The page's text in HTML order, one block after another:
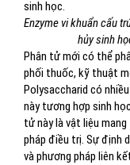
sinh học.
Enzyme vi khuẩn cấu
hủy sinh
Phân tử mới có thể
phối thuốc, kỹ thuật
Polysaccharid có
này tương hợp sinh
tử này là vật liệu
pháp điều trị. Sự định
và phương pháp liên